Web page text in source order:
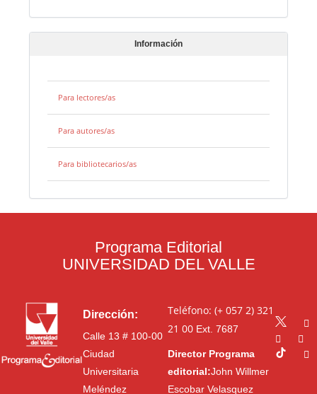
Información
Para lectores/as
Para autores/as
Para bibliotecarios/as
Programa Editorial
UNIVERSIDAD DEL VALLE
Dirección:
Calle 13 # 100-00
Ciudad
Universitaria
Meléndez
Teléfono: (+ 057 2) 321
21 00Ext. 7687
Director Programa
editorial:John Willmer
Escobar Velasquez